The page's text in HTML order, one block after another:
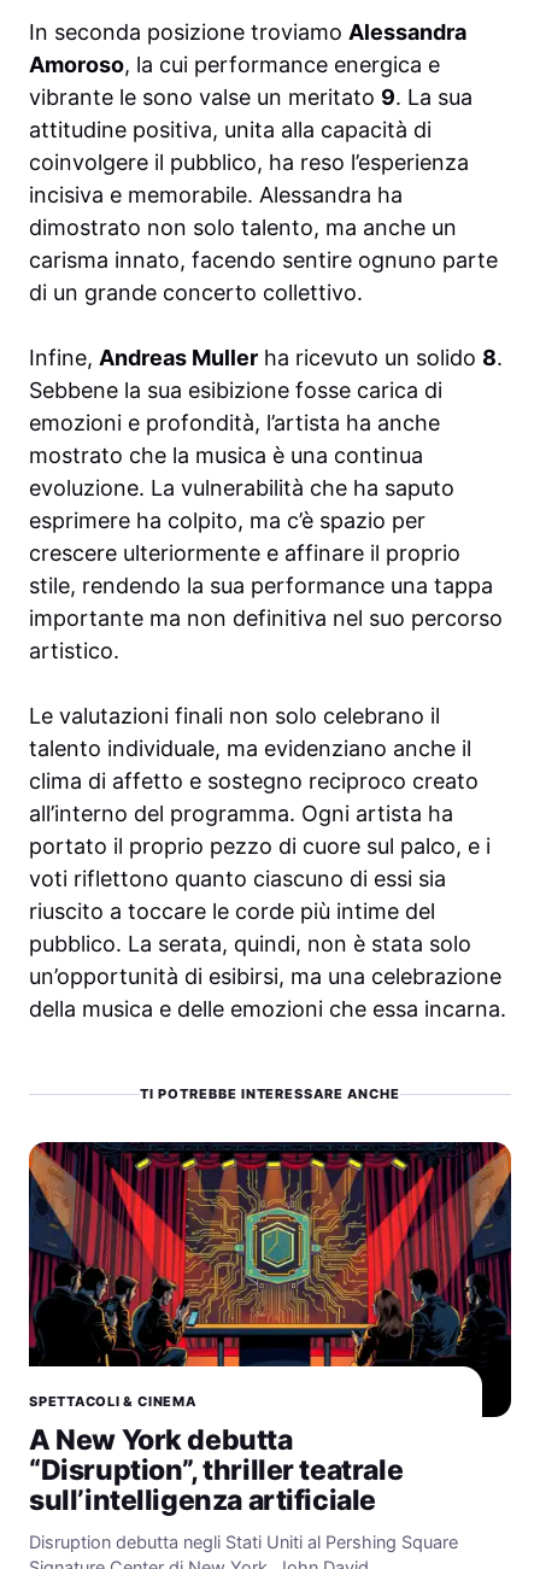
In seconda posizione troviamo Alessandra
Amoroso, la cui performance energica e
vibrante le sono valse un meritato 9. La sua
attitudine positiva, unita alla capacità di
coinvolgere il pubblico, ha reso l’esperienza
incisiva e memorabile. Alessandra ha
dimostrato non solo talento, ma anche un
carisma innato, facendo sentire ognuno parte
di un grande concerto collettivo.
Infine, Andreas Muller ha ricevuto un solido 8.
Sebbene la sua esibizione fosse carica di
emozioni e profondità, l’artista ha anche
mostrato che la musica è una continua
evoluzione. La vulnerabilità che ha saputo
esprimere ha colpito, ma c’è spazio per
crescere ulteriormente e affinare il proprio
stile, rendendo la sua performance una tappa
importante ma non definitiva nel suo percorso
artistico.
Le valutazioni finali non solo celebrano il
talento individuale, ma evidenziano anche il
clima di affetto e sostegno reciproco creato
all’interno del programma. Ogni artista ha
portato il proprio pezzo di cuore sul palco, e i
voti riflettono quanto ciascuno di essi sia
riuscito a toccare le corde più intime del
pubblico. La serata, quindi, non è stata solo
un’opportunità di esibirsi, ma una celebrazione
della musica e delle emozioni che essa incarna.
TI POTREBBE INTERESSARE ANCHE
SPETTACOLI & CINEMA
A New York debutta
“Disruption”, thriller teatrale
sull’intelligenza artificiale
Disruption debutta negli Stati Uniti al Pershing Square